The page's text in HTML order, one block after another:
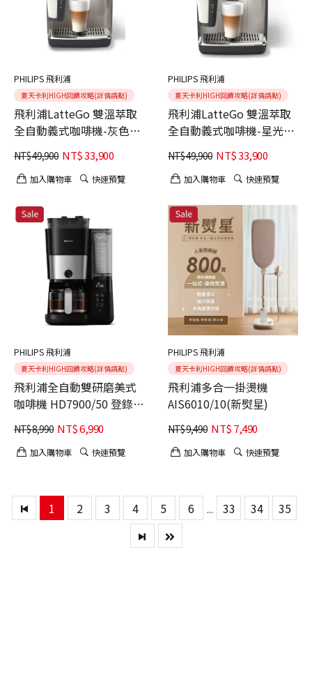
PHILIPS 飛利浦
夏天卡利HIGH回饋攻略(詳情請點)
飛利浦LatteGo 雙溫萃取
全自動義式咖啡機-灰色(
EP5548/62) 贈18包湛盧咖
啡豆
NT$49,900 NT$33,900
加入購物車 快速預覽
PHILIPS 飛利浦
夏天卡利HIGH回饋攻略(詳情請點)
飛利浦LatteGo 雙溫萃取
全自動義式咖啡機-星光銀
EP5547/90 贈6組湛盧咖
啡豆兌換序號(共18包)
NT$49,900 NT$33,900
加入購物車 快速預覽
PHILIPS 飛利浦
夏天卡利HIGH回饋攻略(詳情請點)
飛利浦全自動雙研磨美式
咖啡機 HD7900/50 登錄贈
湛盧經典21咖啡豆*2
NT$8,990 NT$6,990
加入購物車 快速預覽
PHILIPS 飛利浦
夏天卡利HIGH回饋攻略(詳情請點)
飛利浦多合一掛燙機
AIS6010/10(新熨星)
NT$9,490 NT$7,490
加入購物車 快速預覽
1 2 3 4 5 6 ... 33 34 35